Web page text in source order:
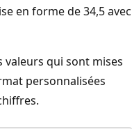
en forme de 34,5 avec
valeurs qui sont mises
personnalisées